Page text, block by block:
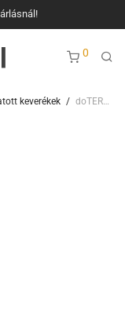
0
keverékek / doTERRA Forgive Touch